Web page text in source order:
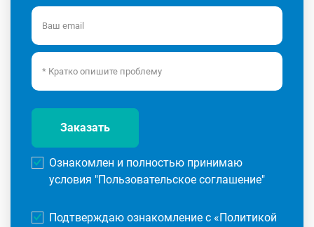
Заказать
Ознакомлен и полностью принимаю
условия "Пользовательское соглашение"
Подтверждаю ознакомление с «Политикой